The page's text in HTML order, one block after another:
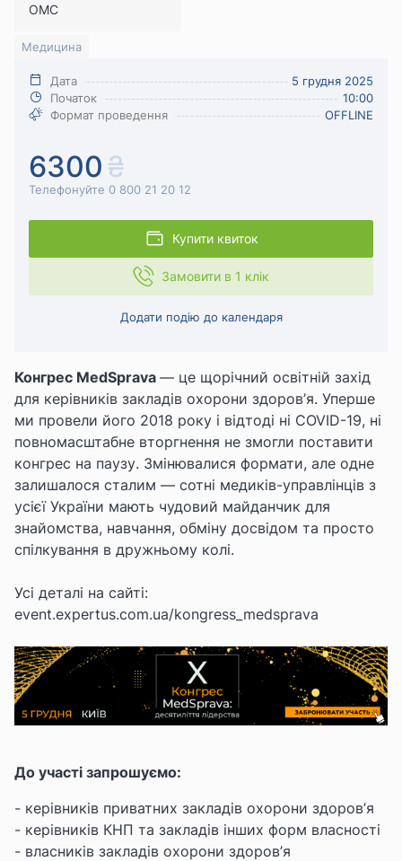
ОМС
формат
Медицина
Конгрес MedSprava — це щорічний освітній захід
для керівників закладів охорони здоров’я. Уперше
ми провели його 2018 року і відтоді ні COVID-19, ні
повномасштабне вторгнення не змогли поставити
конгрес на паузу. Змінювалися формати, але одне
залишалося сталим — сотні медиків-управлінців з
усієї України мають чудовий майданчик для
знайомства, навчання, обміну досвідом та просто
спілкування в дружньому колі.
Усі деталі на сайті:
event.expertus.com.ua/kongress_medsprava
До участі запрошуємо:
- керівників приватних закладів охорони здоров’я
- керівників КНП та закладів інших форм власності
- власників закладів охорони здоров’я
Дата
5 грудня 2025
Початок
10:00
Формат проведення
OFFLINE
6300
Телефонуйте 0 800 21 20 12
Купити квиток
Замовити в 1 клік
Додати подію до календаря